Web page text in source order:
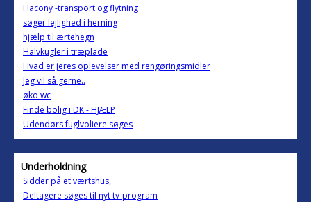
Hacony -transport og flytning
søger lejlighed i herning
hjælp til ærtehegn
Halvkugler i træplade
Hvad er jeres oplevelser med rengøringsmidler
Jeg vil så gerne..
øko wc
Finde bolig i DK - HJÆLP
Udendørs fuglvoliere søges
Underholdning
Sidder på et værtshus,
Deltagere søges til nyt tv-program